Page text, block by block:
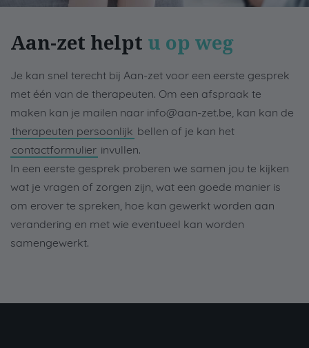
Aan-zet helpt u op weg
Je kan snel terecht bij Aan-zet voor een eerste gesprek
met één van de therapeuten. Om een afspraak te
maken kan je mailen naar info@aan-zet.be, kan kan de
therapeuten persoonlijk bellen of je kan het
contactformulier invullen.
In een eerste gesprek proberen we samen jou te kijken
wat je vragen of zorgen zijn, wat een goede manier is
om erover te spreken, hoe kan gewerkt worden aan
verandering en met wie eventueel kan worden
samengewerkt.